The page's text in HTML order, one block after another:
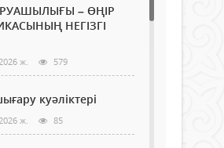
– ӨҢІР
НЕГІЗГІ
ж. 579
куәліктері
ж. 85